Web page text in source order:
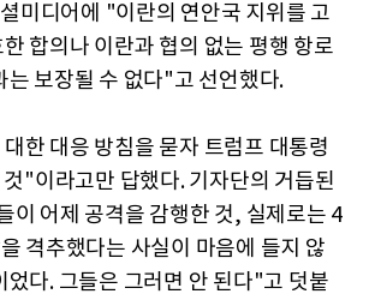
미디어에 "이란의 연안국 지위를 고
합의나 이란과 협의 없는 평행 항로
는 보장될 수 없다"고 선언했다.
한 대응 방침을 묻자 트럼프 대통령
"이라고만 답했다. 기자단의 거듭된
이 어제 공격을 감행한 것, 실제로는 4
격추했다는 사실이 마음에 들지 않
었다. 그들은 그러면 안 된다"고 덧붙